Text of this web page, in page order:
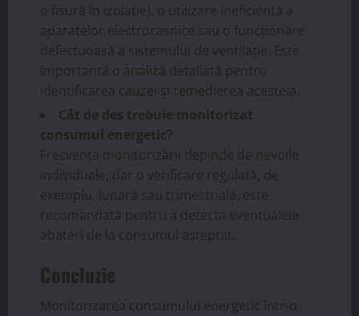
o fisură în izolație), o utilizare ineficientă a
aparatelor electrocasnice sau o funcționare
defectuoasă a sistemului de ventilație. Este
importantă o analiză detaliată pentru
identificarea cauzei și remedierea acesteia.
Cât de des trebuie monitorizat
consumul energetic?
Frecvența monitorizării depinde de nevoile
individuale, dar o verificare regulată, de
exemplu, lunară sau trimestrială, este
recomandată pentru a detecta eventualele
abateri de la consumul așteptat.
Concluzie
Monitorizarea consumului energetic într-o